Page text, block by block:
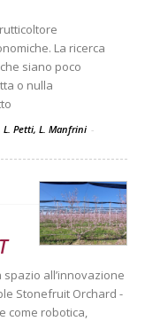
La ricerca
siano poco
o nulla
L. Petti, L. Manfrini -
all’innovazione
Stonefruit Orchard -
come robotica,